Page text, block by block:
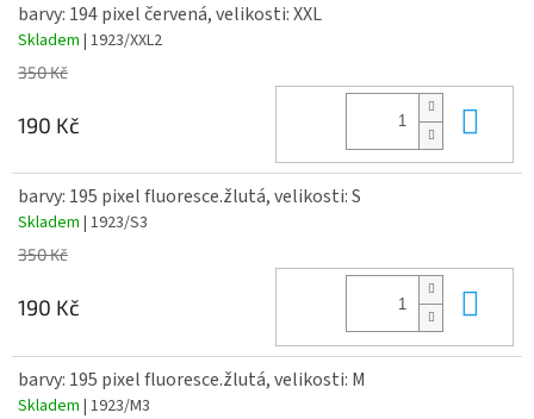
barvy: 194 pixel červená, velikosti: XXL
Skladem | 1923/XXL2
350 Kč
190 Kč
barvy: 195 pixel fluoresce.žlutá, velikosti: S
Skladem | 1923/S3
350 Kč
190 Kč
barvy: 195 pixel fluoresce.žlutá, velikosti: M
Skladem | 1923/M3